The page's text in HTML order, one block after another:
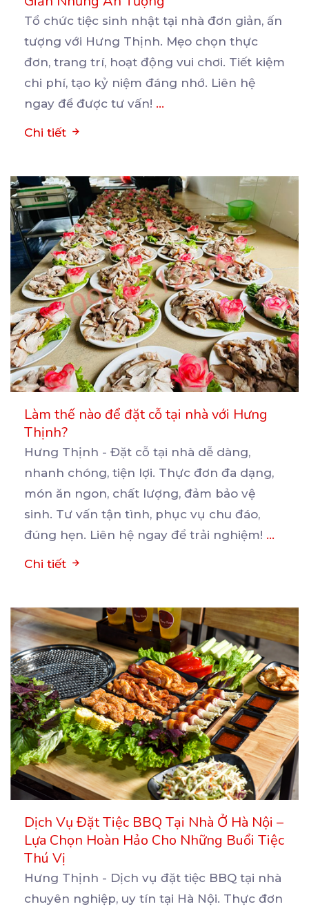
Tổ chức tiệc sinh nhật tại nhà đơn giản, ấn
tượng với Hưng Thịnh. Mẹo chọn thực
đơn, trang trí, hoạt động vui chơi. Tiết kiệm
chi phí, tạo kỷ niệm đáng nhớ. Liên hệ
ngay để được tư vấn! ...
Chi tiết
Làm thế nào để đặt cỗ tại nhà với Hưng
Thịnh?
Hưng Thịnh - Đặt cỗ tại nhà dễ dàng,
nhanh chóng, tiện lợi. Thực đơn đa dạng,
món ăn ngon, chất lượng, đảm bảo vệ
sinh. Tư vấn tận tình, phục vụ chu đáo,
đúng hẹn. Liên hệ ngay để trải nghiệm! ...
Chi tiết
Dịch Vụ Đặt Tiệc BBQ Tại Nhà Ở Hà Nội –
Lựa Chọn Hoàn Hảo Cho Những Buổi Tiệc
Thú Vị
Hưng Thịnh - Dịch vụ đặt tiệc BBQ tại nhà
chuyên nghiệp, uy tín tại Hà Nội. Thực đơn